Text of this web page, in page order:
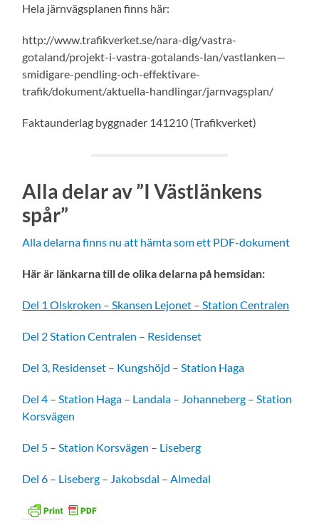
Hela järnvägsplanen finns här:
http://www.trafikverket.se/nara-dig/vastra-
gotaland/projekt-i-vastra-gotalands-lan/vastlanken—
smidigare-pendling-och-effektivare-
trafik/dokument/aktuella-handlingar/jarnvagsplan/
Faktaunderlag byggnader 141210 (Trafikverket)
Alla delar av ”I Västlänkens
spår”
Alla delarna finns nu att hämta som ett PDF-dokument
Här är länkarna till de olika delarna på hemsidan:
Del 1 Olskroken – Skansen Lejonet – Station Centralen
Del 2 Station Centralen – Residenset
Del 3, Residenset – Kungshöjd – Station Haga
Del 4 – Station Haga – Landala – Johanneberg – Station
Korsvägen
Del 5 – Station Korsvägen – Liseberg
Del 6 – Liseberg – Jakobsdal – Almedal